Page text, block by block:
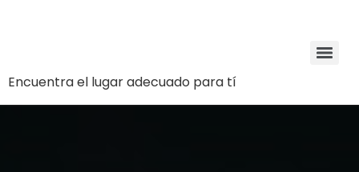
Encuentra el lugar adecuado para tí